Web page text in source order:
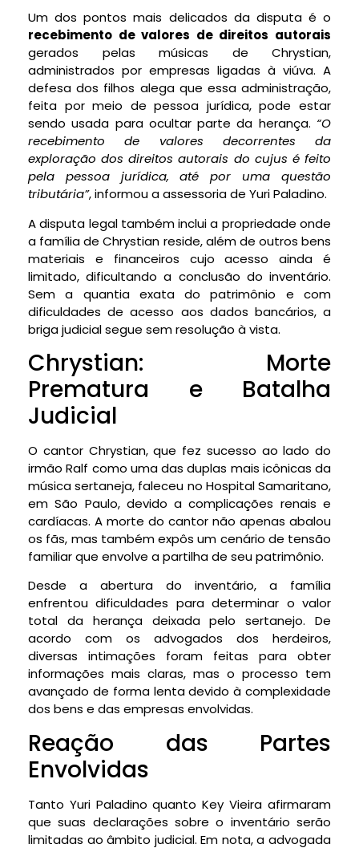
Um dos pontos mais delicados da disputa é o
recebimento de valores de direitos autorais
gerados pelas músicas de Chrystian,
administrados por empresas ligadas à viúva. A
defesa dos filhos alega que essa administração,
feita por meio de pessoa jurídica, pode estar
sendo usada para ocultar parte da herança. “O
recebimento de valores decorrentes da
exploração dos direitos autorais do cujus é feito
pela pessoa jurídica, até por uma questão
tributária”, informou a assessoria de Yuri Paladino.
A disputa legal também inclui a propriedade onde
a família de Chrystian reside, além de outros bens
materiais e financeiros cujo acesso ainda é
limitado, dificultando a conclusão do inventário.
Sem a quantia exata do patrimônio e com
dificuldades de acesso aos dados bancários, a
briga judicial segue sem resolução à vista.
Chrystian: Morte
Prematura e Batalha
Judicial
O cantor Chrystian, que fez sucesso ao lado do
irmão Ralf como uma das duplas mais icônicas da
música sertaneja, faleceu no Hospital Samaritano,
em São Paulo, devido a complicações renais e
cardíacas. A morte do cantor não apenas abalou
os fãs, mas também expôs um cenário de tensão
familiar que envolve a partilha de seu patrimônio.
Desde a abertura do inventário, a família
enfrentou dificuldades para determinar o valor
total da herança deixada pelo sertanejo. De
acordo com os advogados dos herdeiros,
diversas intimações foram feitas para obter
informações mais claras, mas o processo tem
avançado de forma lenta devido à complexidade
dos bens e das empresas envolvidas.
Reação das Partes
Envolvidas
Tanto Yuri Paladino quanto Key Vieira afirmaram
que suas declarações sobre o inventário serão
limitadas ao âmbito judicial. Em nota, a advogada